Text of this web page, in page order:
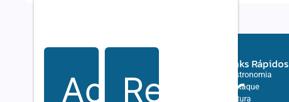
O seu portal de notícias sobre
Links Rápidos
Gastronomia
Destaque
Cultura
AceitarRejeitar